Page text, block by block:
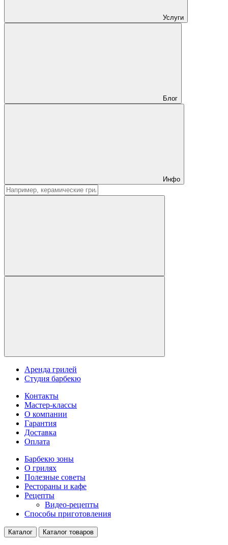
Услуги
Блог
Инфо
Аренда грилей
Студия барбекю
Контакты
Мастер-классы
О компании
Гарантия
Доставка
Оплата
Барбекю зоны
О грилях
Полезные советы
Рестораны и кафе
Рецепты
Видео-рецепты
Способы приготовления
Каталог Каталог товаров